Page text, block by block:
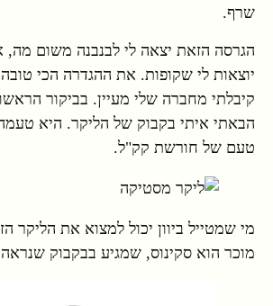
שרף.
הגרסה הזאת יצאה לי לבנבנה משום מה,
יוצאות לי שקופות. את ההגדרה הכי
קיבלתי מחברה שלי מעיין. בביקור
הבאתי איתי בקבוק של הליקר. היא
טעם של חורשת קק"ל.
מי שמטייל ביוון יכול למצוא את הליקר
מוכר הוא סקינוס, שמגיע בבקבוק